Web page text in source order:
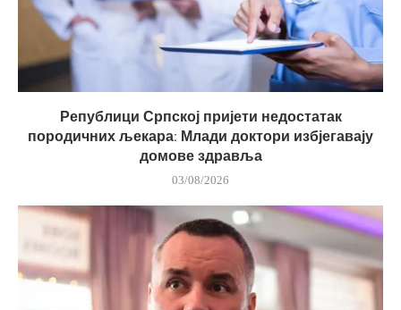
Републици Српској пријети недостатак
породичних љекара: Млади доктори избјегавају
домове здравља
03/08/2026